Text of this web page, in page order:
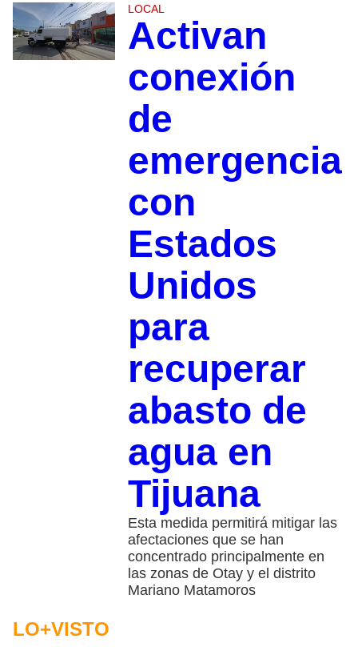
LOCAL
Activan
conexión
de
emergencia
con
Estados
Unidos
para
recuperar
abasto de
agua en
Tijuana
Esta medida permitirá mitigar las
afectaciones que se han
concentrado principalmente en
las zonas de Otay y el distrito
Mariano Matamoros
LO+VISTO